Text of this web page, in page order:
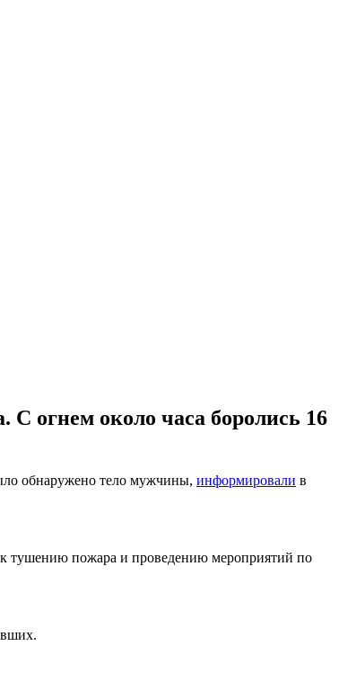
С огнем около часа боролись 16
обнаружено тело мужчины, информировали в
к тушению пожара и проведению мероприятий по